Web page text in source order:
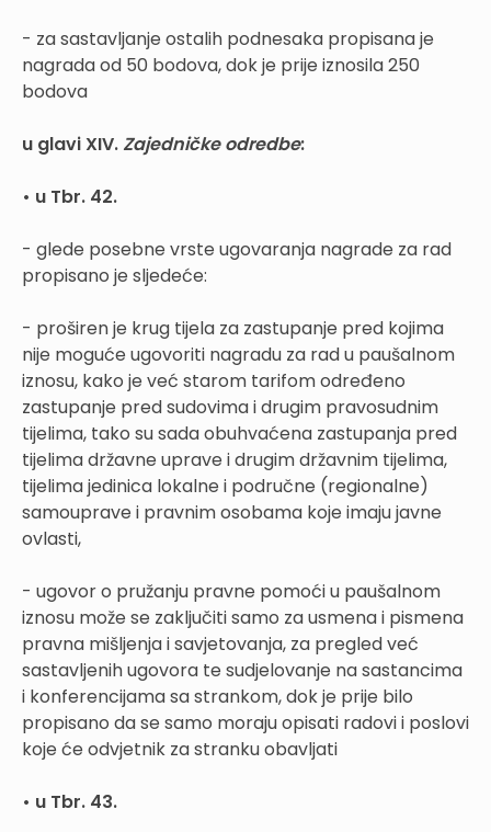
- za sastavljanje ostalih podnesaka propisana je
nagrada od 50 bodova, dok je prije iznosila 250
bodova
u glavi XIV. Zajedničke odredbe:
• u Tbr. 42.
- glede posebne vrste ugovaranja nagrade za rad
propisano je sljedeće:
- proširen je krug tijela za zastupanje pred kojima
nije moguće ugovoriti nagradu za rad u paušalnom
iznosu, kako je već starom tarifom određeno
zastupanje pred sudovima i drugim pravosudnim
tijelima, tako su sada obuhvaćena zastupanja pred
tijelima državne uprave i drugim državnim tijelima,
tijelima jedinica lokalne i područne (regionalne)
samouprave i pravnim osobama koje imaju javne
ovlasti,
- ugovor o pružanju pravne pomoći u paušalnom
iznosu može se zaključiti samo za usmena i pismena
pravna mišljenja i savjetovanja, za pregled već
sastavljenih ugovora te sudjelovanje na sastancima
i konferencijama sa strankom, dok je prije bilo
propisano da se samo moraju opisati radovi i poslovi
koje će odvjetnik za stranku obavljati
• u Tbr. 43.